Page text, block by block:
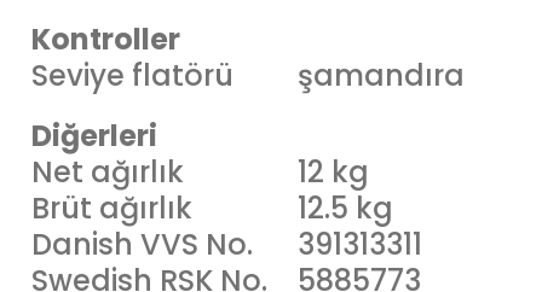
Kontroller
Seviye flatörü
şamandıra
Diğerleri
Net ağırlık
12 kg
Brüt ağırlık
12.5 kg
Danish VVS No.
391313311
Swedish RSK No.
5885773